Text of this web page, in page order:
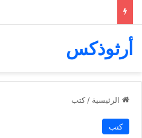
أرثوذكس
الرئيسية / كتب
كتب